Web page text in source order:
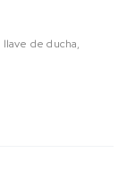
llave de ducha,